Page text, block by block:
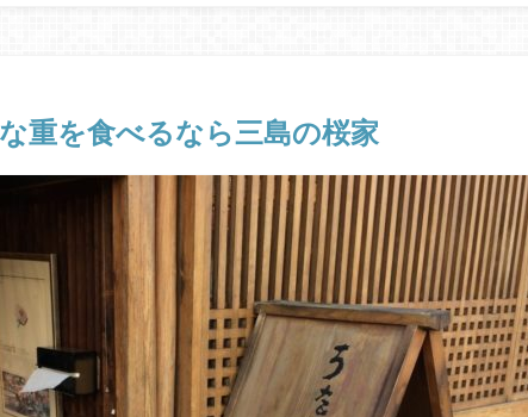
重を食べるなら三島の桜家